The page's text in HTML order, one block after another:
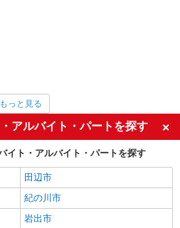
管理・イベント警備
もっと見る
アルバイト・パートを探す
イト・アルバイト・パートを探す
田辺市
紀の川市
岩出市